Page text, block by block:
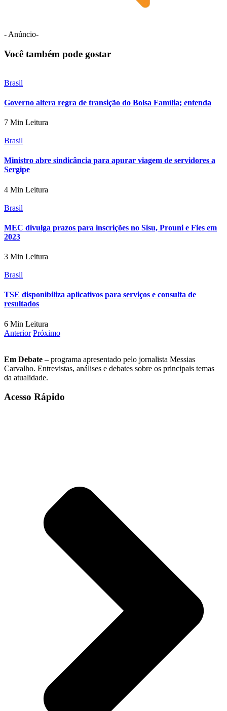
- Anúncio-
Você também pode gostar
Brasil
Governo altera regra de transição do Bolsa Família; entenda
7 Min Leitura
Brasil
Ministro abre sindicância para apurar viagem de servidores a
Sergipe
4 Min Leitura
Brasil
MEC divulga prazos para inscrições no Sisu, Prouni e Fies em
2023
3 Min Leitura
Brasil
TSE disponibiliza aplicativos para serviços e consulta de
resultados
6 Min Leitura
Anterior Próximo
Em Debate – programa apresentado pelo jornalista Messias
Carvalho. Entrevistas, análises e debates sobre os principais temas
da atualidade.
Acesso Rápido